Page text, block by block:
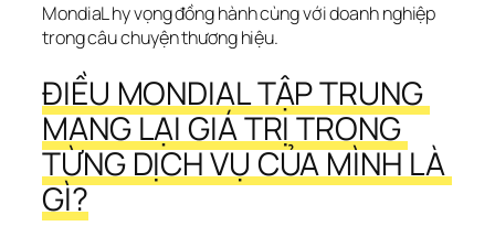
MondiaL hy vọng đồng hành cùng với doanh nghiệp
trong câu chuyện thương hiệu.
ĐIỀU MONDIAL TẬP TRUNG
MANG LẠI GIÁ TRỊ TRONG
TỪNG DỊCH VỤ CỦA MÌNH LÀ
GÌ?